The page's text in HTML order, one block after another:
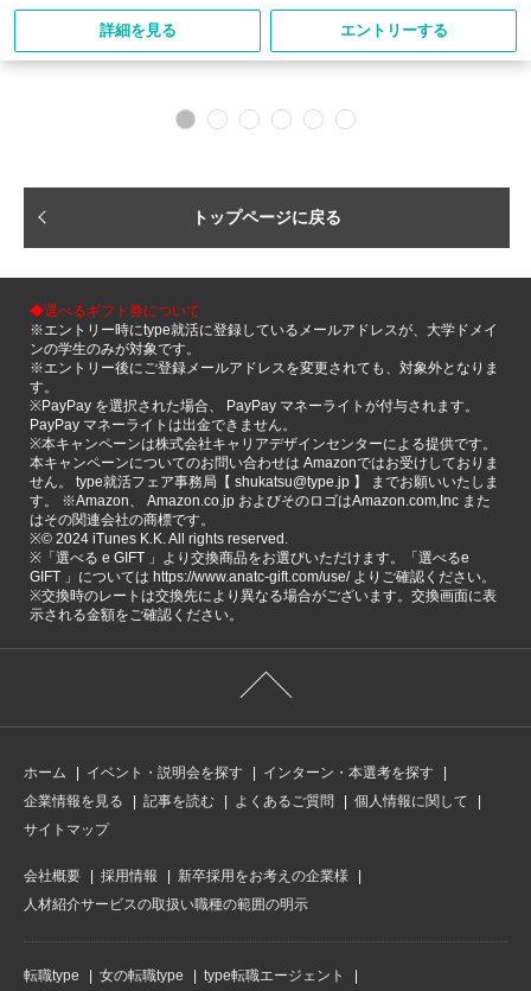
詳細を見る エントリーする
トップページに戻る
◆選べるギフト券について
※エントリー時にtype就活に登録しているメールアドレスが、大学ドメイ
ンの学生のみが対象です。
※エントリー後にご登録メールアドレスを変更されても、対象外となりま
す。
※PayPay を選択された場合、 PayPay マネーライトが付与されます。
PayPay マネーライトは出金できません。
※本キャンペーンは株式会社キャリアデザインセンターによる提供です。
本キャンペーンについてのお問い合わせは Amazonではお受けしておりま
せん。 type就活フェア事務局【 shukatsu@type.jp 】 までお願いいたしま
す。 ※Amazon、 Amazon.co.jp およびそのロゴはAmazon.com,Inc また
はその関連会社の商標です。
※©️ 2024 iTunes K.K. All rights reserved.
※「選べる e GIFT 」より交換商品をお選びいただけます。「選べるe
GIFT 」については https://www.anatc-gift.com/use/ よりご確認ください。
※交換時のレートは交換先により異なる場合がございます。交換画面に表
示される金額をご確認ください。
ホーム イベント・説明会を探す
インターン・本選考を探す
企業情報を見る
記事を読む よくあるご質問
個人情報に関して
サイトマップ
会社概要 採用情報
新卒採用をお考えの企業様
人材紹介サービスの取扱い職種の範囲の明示
転職type 女の転職type type転職エージェント